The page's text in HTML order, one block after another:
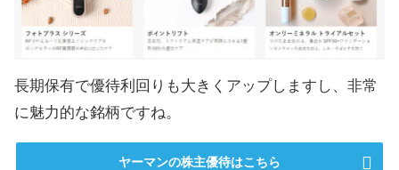
長期保有で優待利回りも大きくアップしますし、非常
に魅力的な銘柄ですね。
ヤーマンの株主優待はこちら